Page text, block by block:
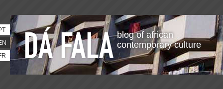
blog of african
contemporary culture